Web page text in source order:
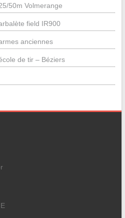
50m Volmerange
field IR900
anciennes
de tir – Béziers